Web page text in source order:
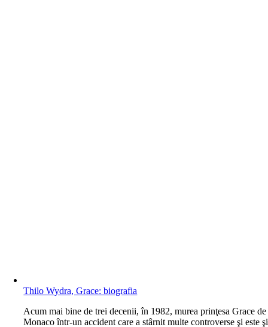
Thilo Wydra, Grace: biografia
Acum mai bine de trei decenii, în 1982, murea prinţesa Grace de
Monaco într-un accident care a stârnit multe controverse şi este şi